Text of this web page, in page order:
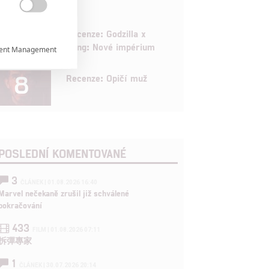
6
Recenze: Godzilla x
Kong: Nové impérium
8 Recenze: Opičí muž
KOMENTOVANÉ
3
nečekaně zrušil již schválené
433
彈專家
1


chyb,
Management